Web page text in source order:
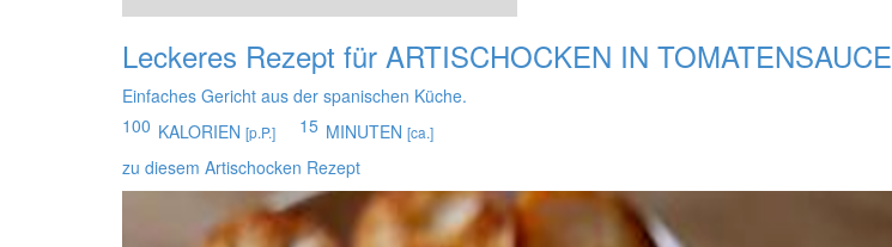
Leckeres Rezept für ARTISCHOCKEN IN TOMATENSAUCE
Einfaches Gericht aus der spanischen Küche.
100 KALORIEN [p.P.] 15 MINUTEN [ca.]
zu diesem Artischocken Rezept